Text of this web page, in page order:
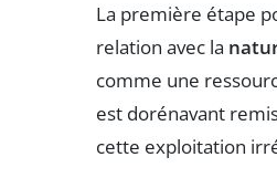
La première étape
relation avec la
comme une
est dorénavant
cette exploitation